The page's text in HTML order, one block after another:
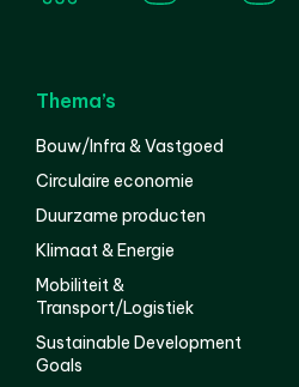
Thema’s
Bouw/Infra & Vastgoed
Circulaire economie
Duurzame producten
Klimaat & Energie
Mobiliteit &
Transport/Logistiek
Sustainable Development
Goals